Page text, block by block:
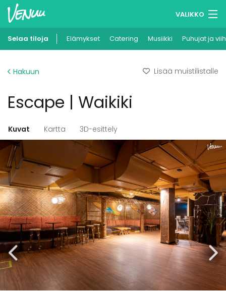
VALIKKO
Muistilistasi
Ilmoita kohteesi
Selaa tiloja Elämykset Catering Musiikki Puhujat ja
Hakuun Lisää muistilistalle
Escape | Waikiki
Kuvat Kartta 3D-esittely